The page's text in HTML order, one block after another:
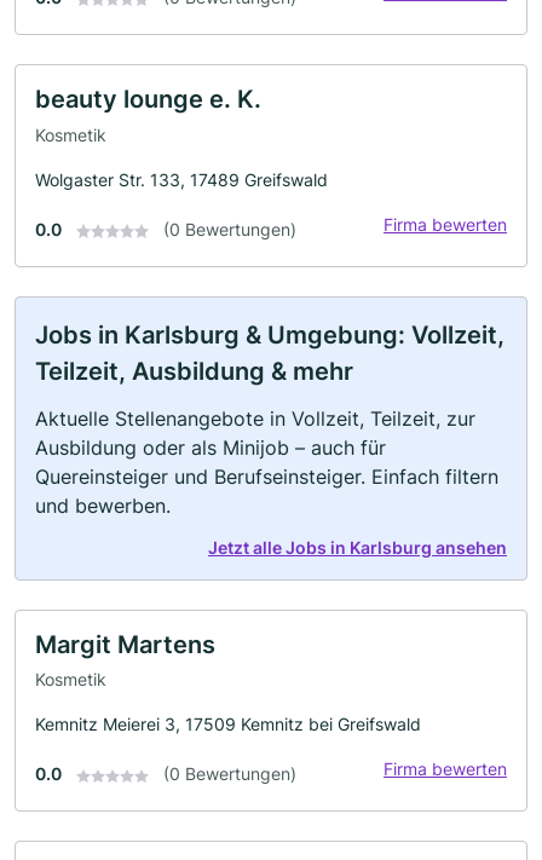
beauty lounge e. K.
Kosmetik
Wolgaster Str. 133, 17489 Greifswald
0.0 (0 Bewertungen) Firma bewerten
Jobs in Karlsburg & Umgebung: Vollzeit,
Teilzeit, Ausbildung & mehr
Aktuelle Stellenangebote in Vollzeit, Teilzeit, zur
Ausbildung oder als Minijob – auch für
Quereinsteiger und Berufseinsteiger. Einfach filtern
und bewerben.
Jetzt alle Jobs in Karlsburg ansehen
Margit Martens
Kosmetik
Kemnitz Meierei 3, 17509 Kemnitz bei Greifswald
0.0 (0 Bewertungen) Firma bewerten